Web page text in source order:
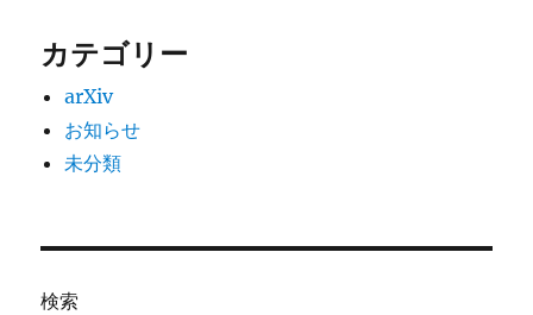
カテゴリー
arXiv
お知らせ
未分類
検索